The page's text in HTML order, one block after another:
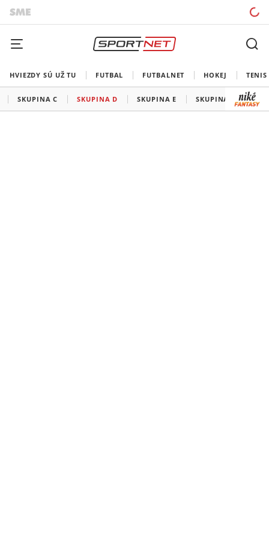
HVIEZDY SÚ UŽ TU FUTBAL FUTBALNET HOKEJ TENIS
SKUPINA C SKUPINA D SKUPINA E SKUPINA F